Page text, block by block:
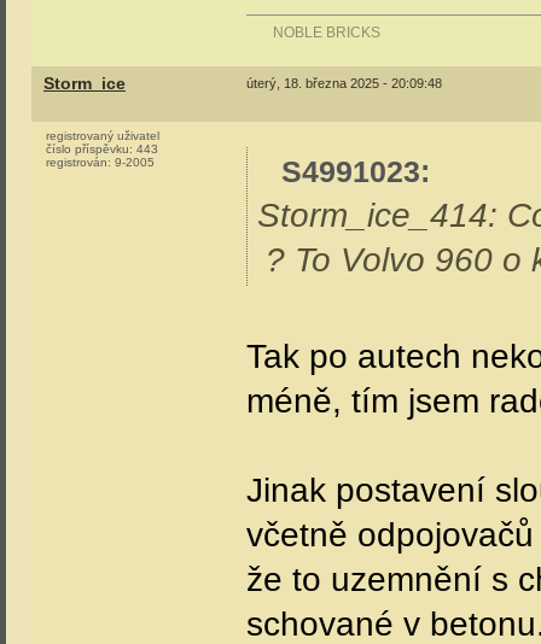
NOBLE BRICKS
Storm_ice úterý, 18. března 2025 - 20:09:48
registrovaný uživatel
číslo příspěvku: 443
registrován: 9-2005 S4991023:
Storm_ice_414:
? To Volvo 960 o
Tak po autech
méně, tím jsem
Jinak postavení
včetně
že to uzemnění s
schované v